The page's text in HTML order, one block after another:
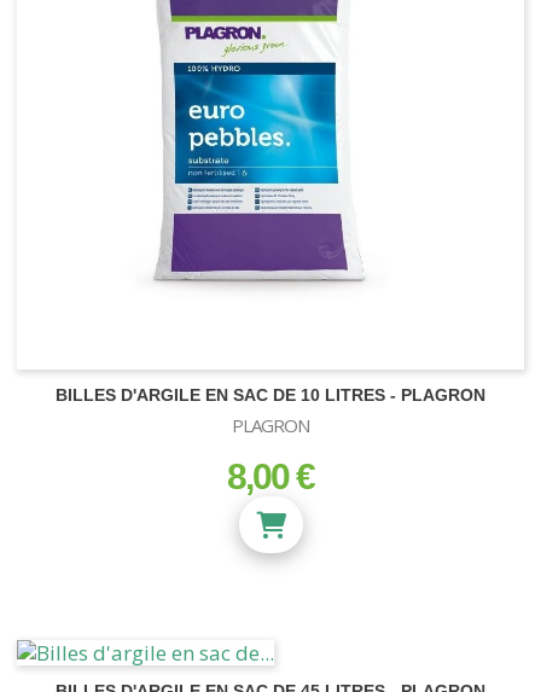
BILLES D'ARGILE EN SAC DE 10 LITRES - PLAGRON
PLAGRON
prix
8,00 €